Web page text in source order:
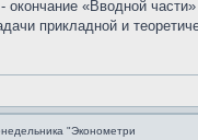
«Вводной
прикладной и
"Эконометри